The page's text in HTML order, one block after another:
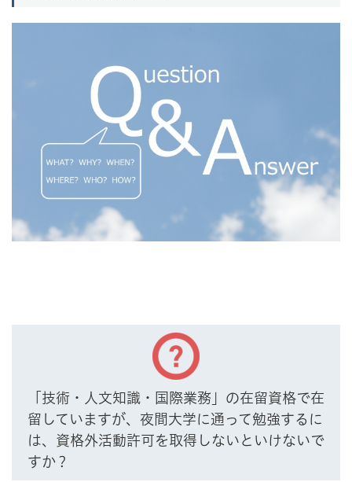
「技術・人文知識・国際業務」の在留資格で在
留していますが、夜間大学に通って勉強するに
は、資格外活動許可を取得しないといけないで
すか？